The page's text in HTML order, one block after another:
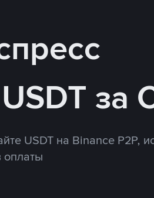
за
USDT на Binance P2P,
оплаты